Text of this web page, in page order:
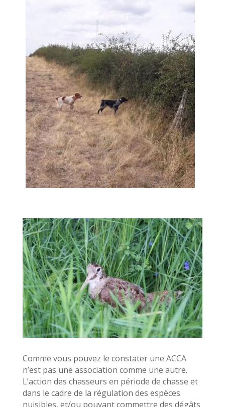
Comme vous pouvez le constater une ACCA
n’est pas une association comme une autre.
L’action des chasseurs en période de chasse et
dans le cadre de la régulation des espèces
nuisibles, et/ou pouvant commettre des dégâts